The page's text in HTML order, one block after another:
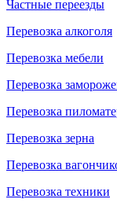
Частные переезды
Перевозка алкоголя
Перевозка мебели
Перевозка
Перевозка
Перевозка зерна
Перевозка
Перевозка техники